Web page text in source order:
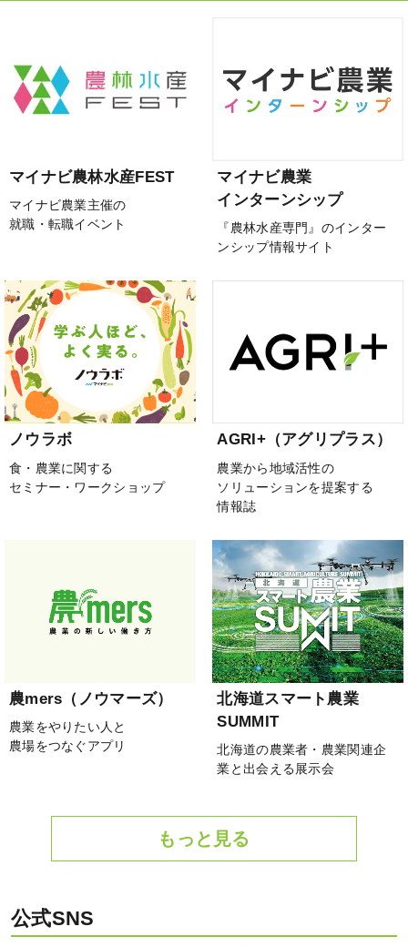
マイナビ農林水産FEST
マイナビ農業主催の
就職・転職イベント
マイナビ農業
インターンシップ
『農林水産専門』のインター
ンシップ情報サイト
ノウラボ
食・農業に関する
セミナー・ワークショップ
AGRI+（アグリプラス）
農業から地域活性の
ソリューションを提案する
情報誌
農mers（ノウマーズ）
農業をやりたい人と
農場をつなぐアプリ
北海道スマート農業
SUMMIT
北海道の農業者・農業関連企
業と出会える展示会
もっと見る
公式SNS